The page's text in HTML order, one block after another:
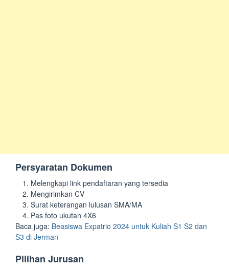
Persyaratan Dokumen
Melengkapi link pendaftaran yang tersedia
Mengirimkan CV
Surat keterangan lulusan SMA/MA
Pas foto ukutan 4X6
Baca juga: Beasiswa Expatrio 2024 untuk Kuliah S1 S2 dan
S3 di Jerman
Pilihan Jurusan